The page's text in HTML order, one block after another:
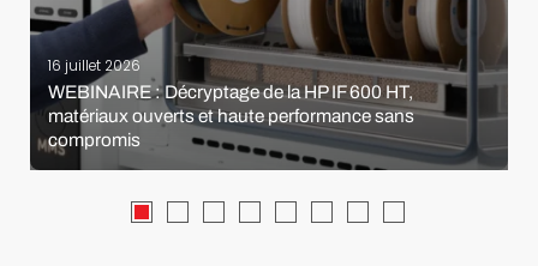
16 juillet 2026
WEBINAIRE : Décryptage de la HP IF 600 HT,
matériaux ouverts et haute performance sans
compromis